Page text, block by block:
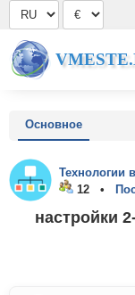
Основное
Технологии
12 •
настройки